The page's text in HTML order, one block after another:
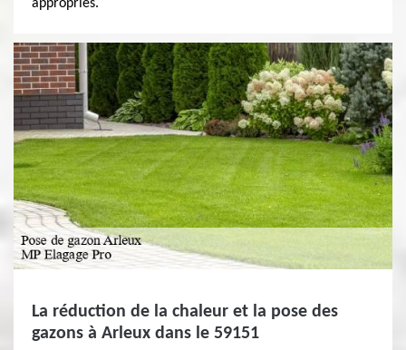
appropriés.
La réduction de la chaleur et la pose des
gazons à Arleux dans le 59151